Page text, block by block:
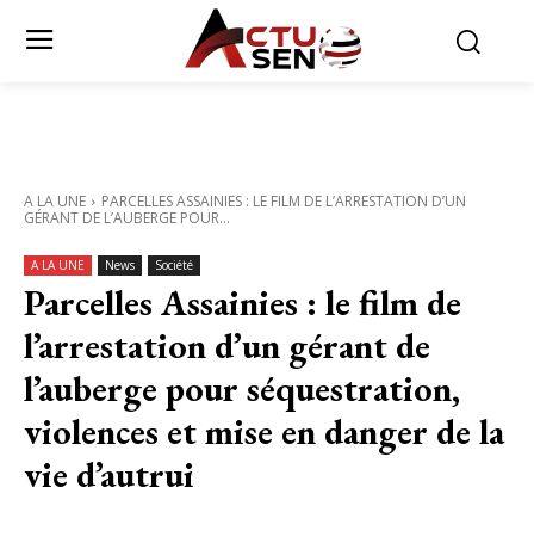
A LA UNE
PARCELLES ASSAINIES : LE FILM DE L’ARRESTATION D’UN
GÉRANT DE L’AUBERGE POUR...
A LA UNE News Société
Parcelles Assainies : le film de
l’arrestation d’un gérant de
l’auberge pour séquestration,
violences et mise en danger de la
vie d’autrui